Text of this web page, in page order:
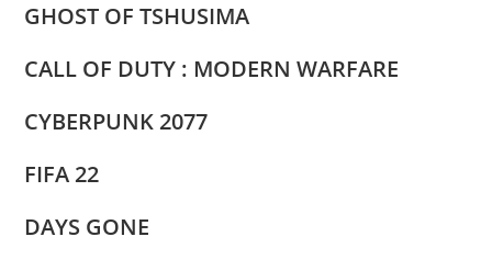
GHOST OF TSHUSIMA
CALL OF DUTY : MODERN WARFARE
CYBERPUNK 2077
FIFA 22
DAYS GONE